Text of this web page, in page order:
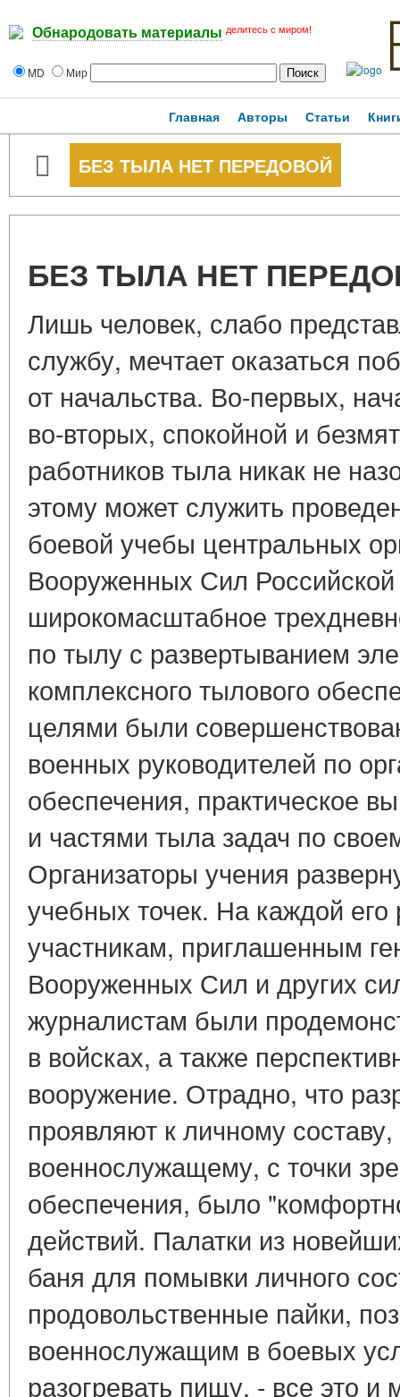
Обнародовать материалы делитесь с миром!
MD Мир
Главная Авторы Статьи
БЕЗ ТЫЛА НЕТ ПЕРЕДОВОЙ
БЕЗ ТЫЛА НЕТ
Лишь человек, слабо
службу, мечтает оказаться
от начальства. Во-первых,
во-вторых, спокойной и
работников тыла никак не
этому может служить
боевой учебы центральных
Вооруженных Сил
широкомасштабное
по тылу с развертыванием
комплексного тылового
целями были
военных руководителей по
обеспечения, практическое
и частями тыла задач по
Организаторы учения
учебных точек. На каждой его
участникам, приглашенным
Вооруженных Сил и других
журналистам были
в войсках, а также
вооружение. Отрадно, что
проявляют к личному
военнослужащему, с точки
обеспечения, было
действий. Палатки из
баня для помывки личного
продовольственные пайки,
военнослужащим в боевых
разогревать пищу, - все это и